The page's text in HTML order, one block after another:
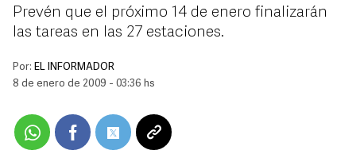
Prevén que el próximo 14 de enero finalizarán
las tareas en las 27 estaciones.
Por: EL INFORMADOR
8 de enero de 2009 - 03:36 hs